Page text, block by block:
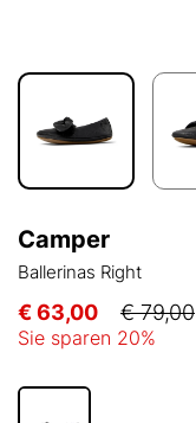
Camper
Ballerinas Right
€ 63,00 € 79,00
Sie sparen 20%